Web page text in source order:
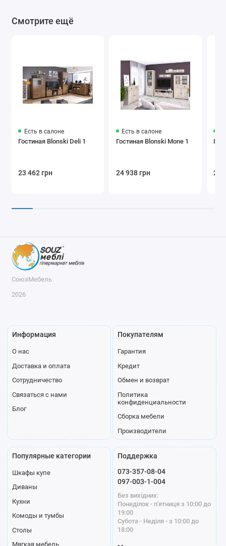
Смотрите ещё
Есть в салоне
Гостиная Blonski Deli 1
23 462 грн
Есть в салоне
Гостиная Blonski Mone 1
24 938 грн 21
СоюзМебель
2026
Информация
О нас
Доставка и оплата
Сотрудничество
Связаться с нами
Блог
Покупателям
Гарантия
Кредит
Обмен и возврат
Политика
конфиденциальности
Сборка мебели
Производители
Популярные категории
Шкафы купе
Диваны
Кухни
Комоды и тумбы
Столы
Мягкая мебель
Поддержка
073-357-08-04
097-003-1-004
Без вихідних:
Понеділок - п'ятниця з 10:00 до
19:00
Субота - Неділя - з 10:00 до
18:00